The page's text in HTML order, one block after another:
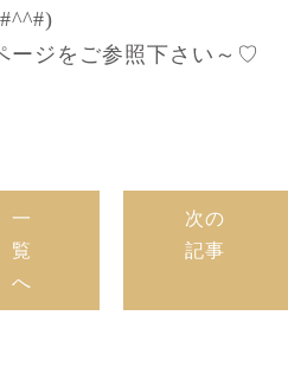
ージをご参照下さい～♡
一
覧
へ
次の
記事